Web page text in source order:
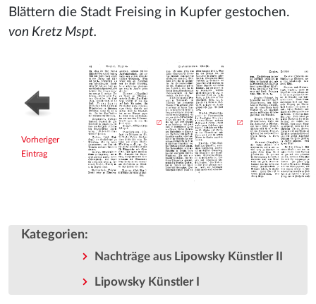
Blättern die Stadt Freising in Kupfer gestochen.
von Kretz Mspt.
Vorheriger
Eintrag
Kategorien:
Nachträge aus Lipowsky Künstler II
Lipowsky Künstler I